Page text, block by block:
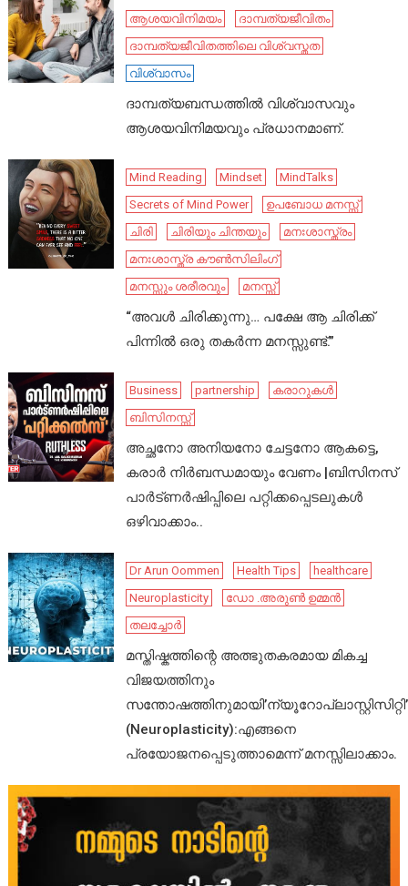
ആശയവിനിമയം
ദാമ്പത്യജീവിതം
ദാമ്പത്യജീവിതത്തിലെ വിശ്വസ്തത
വിശ്വാസം
ദാമ്പത്യബന്ധത്തിൽ വിശ്വാസവും
ആശയവിനിമയവും പ്രധാനമാണ്.
Mind Reading Mindset
MindTalks
Secrets of Mind Power
ഉപബോധ മനസ്സ്
ചിരി
ചിരിയും ചിന്തയും
മനഃശാസ്ത്രം
മനഃശാസ്ത്ര കൗൺസിലിംഗ്
മനസ്സും ശരീരവും
മനസ്സ്
“അവൾ ചിരിക്കുന്നു… പക്ഷേ ആ ചിരിക്ക്
പിന്നിൽ ഒരു തകർന്ന മനസ്സുണ്ട്.”
Business partnership
കരാറുകൾ
ബിസിനസ്സ്
അച്ഛനോ അനിയനോ ചേട്ടനോ ആകട്ടെ,
കരാർ നിർബന്ധമായും വേണം |ബിസിനസ്
പാർട്ണർഷിപ്പിലെ പറ്റിക്കപ്പെടലുകൾ
ഒഴിവാക്കാം..
Dr Arun Oommen Health Tips
healthcare
Neuroplasticity
ഡോ .അരുൺ ഉമ്മൻ
തലച്ചോർ
മസ്തിഷ്കത്തിന്റെ അത്ഭുതകരമായ മികച്ച
വിജയത്തിനും
സന്തോഷത്തിനുമായി’ന്യൂറോപ്ലാസ്റ്റിസിറ്റി’
(Neuroplasticity):എങ്ങനെ
പ്രയോജനപ്പെടുത്താമെന്ന് മനസ്സിലാക്കാം.